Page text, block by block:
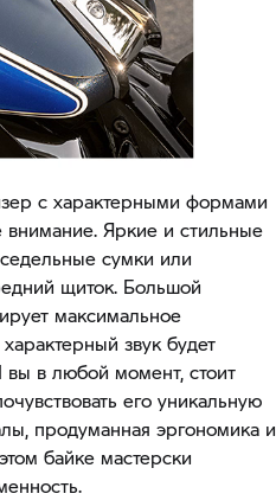
с характерными формами
внимание. Яркие и стильные
сумки или
щиток. Большой
максимальное
звук будет
в любой момент, стоит
его уникальную
продуманная эргономика и
байке мастерски